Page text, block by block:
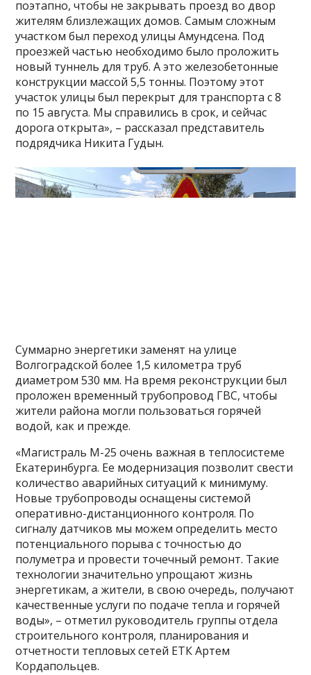
поэтапно, чтобы не закрывать проезд во двор
жителям близлежащих домов. Самым сложным
участком был переход улицы Амундсена. Под
проезжей частью необходимо было проложить
новый туннель для труб. А это железобетонные
конструкции массой 5,5 тонны. Поэтому этот
участок улицы был перекрыт для транспорта с 8
по 15 августа. Мы справились в срок, и сейчас
дорога открыта», – рассказал представитель
подрядчика Никита Гудын.
Суммарно энергетики заменят на улице
Волгоградской более 1,5 километра труб
диаметром 530 мм. На время реконструкции был
проложен временный трубопровод ГВС, чтобы
жители района могли пользоваться горячей
водой, как и прежде.
«Магистраль М-25 очень важная в теплосистеме
Екатеринбурга. Ее модернизация позволит свести
количество аварийных ситуаций к минимуму.
Новые трубопроводы оснащены системой
оперативно-дистанционного контроля. По
сигналу датчиков мы можем определить место
потенциального порыва с точностью до
полуметра и провести точечный ремонт. Такие
технологии значительно упрощают жизнь
энергетикам, а жители, в свою очередь, получают
качественные услуги по подаче тепла и горячей
воды», – отметил руководитель группы отдела
строительного контроля, планирования и
отчетности тепловых сетей ЕТК Артем
Кордапольцев.